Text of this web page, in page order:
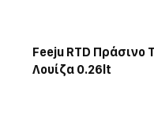
Feeju RTD Πράσινο
Λουίζα 0.26lt